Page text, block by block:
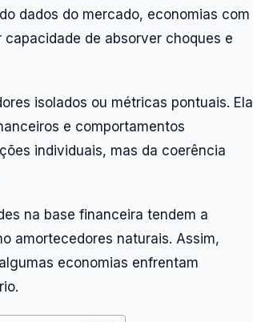
dados do mercado, economias com
de absorver choques e
isolados ou métricas pontuais. Ela
e comportamentos
individuais, mas da coerência
na base financeira tendem a
amortecedores naturais. Assim,
economias enfrentam